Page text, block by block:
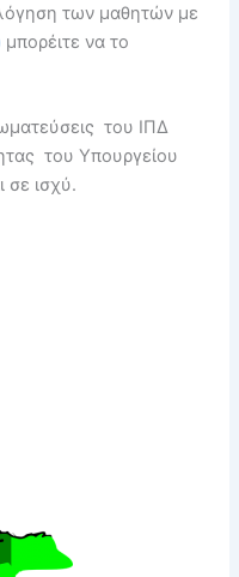
των μαθητών με
μπορέιτε να το
του ΙΠΔ
του Υπουργείου
σε ισχύ.